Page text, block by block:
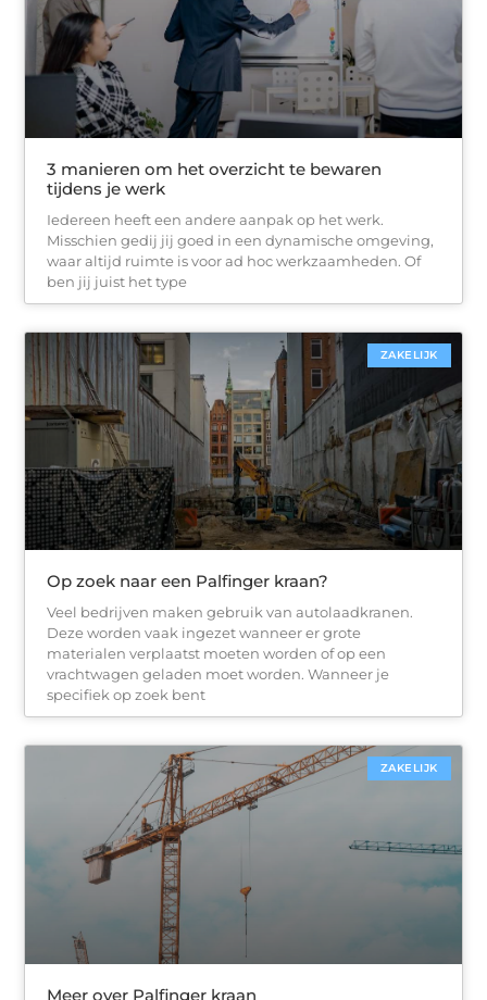
3 manieren om het overzicht te bewaren
tijdens je werk
Iedereen heeft een andere aanpak op het werk.
Misschien gedij jij goed in een dynamische omgeving,
waar altijd ruimte is voor ad hoc werkzaamheden. Of
ben jij juist het type
ZAKELIJK
Op zoek naar een Palfinger kraan?
Veel bedrijven maken gebruik van autolaadkranen.
Deze worden vaak ingezet wanneer er grote
materialen verplaatst moeten worden of op een
vrachtwagen geladen moet worden. Wanneer je
specifiek op zoek bent
ZAKELIJK
Meer over Palfinger kraan